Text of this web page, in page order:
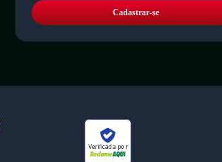
Cadastrar-se
Verificada por